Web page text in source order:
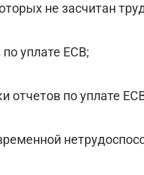
не засчитан
уплате ЕСВ;
отчетов по уплате